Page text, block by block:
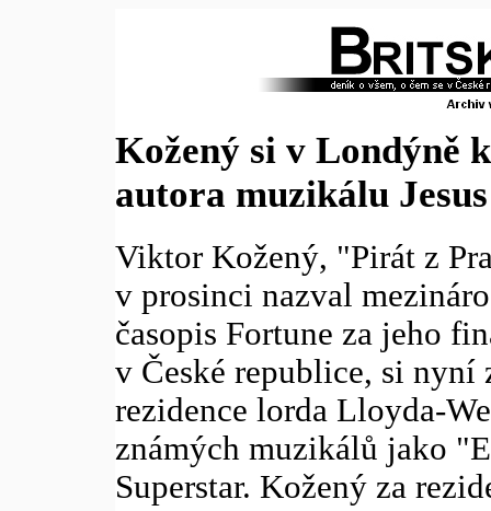
Kožený si v Londýně
autora muzikálu
Viktor Kožený, "Pirát z
v prosinci nazval
časopis Fortune za jeho
v České republice, si
rezidence lorda Lloyda-
známých muzikálů jako
Superstar. Kožený za